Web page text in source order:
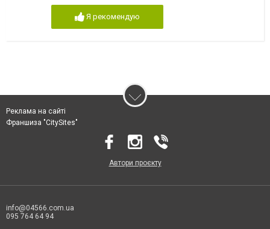
Я рекомендую
Реклама на сайті
Франшиза "CitySites"
Автори проєкту
info@04566.com.ua
095 764 64 94